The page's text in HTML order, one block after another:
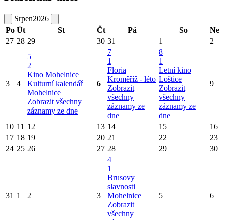
Srpen2026
Po Út St Čt Pá So
Ne
27 28 29 30 31 1 2
3 4
5
2
Kino Mohelnice
Kulturní kalendář
Mohelnice
Zobrazit všechny
záznamy ze dne
6
7
1
Floria
Kroměříž - léto
Zobrazit
všechny
záznamy ze
dne
8
1
Letní kino
Loštice
Zobrazit
všechny
záznamy ze
dne
9
10 11 12 13 14 15
16
17 18 19 20 21 22
23
24 25 26 27 28 29 30
31 1 2 3
4
1
Brusovy
slavnosti
Mohelnice
Zobrazit
všechny
5 6